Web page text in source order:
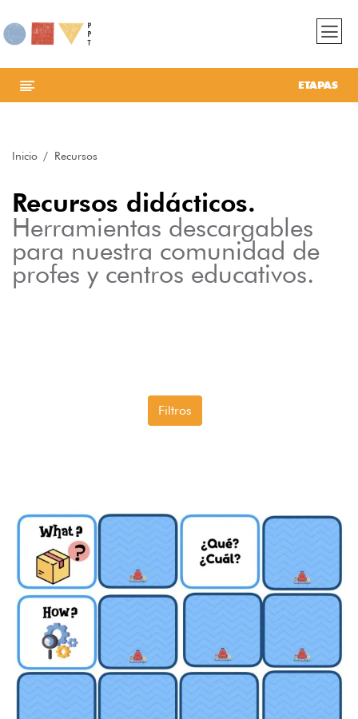
ETAPAS
Inicio Recursos
Recursos didácticos.
Herramientas descargables
para nuestra comunidad de
profes y centros educativos.
Filtros